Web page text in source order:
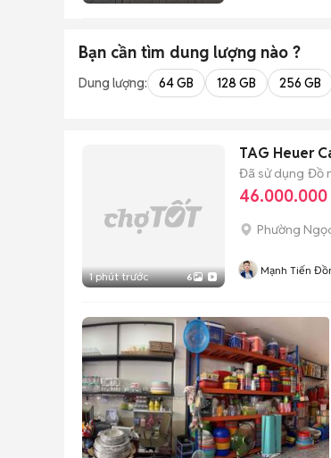
Bạn cần tìm dung lượng nào ?
Dung lượng: 64 GB 128 GB 256 GB
1 phút trước 6
TAG Heuer
Đã sử dụng Đồ
46.000.000
Phường
Mạnh Tiến